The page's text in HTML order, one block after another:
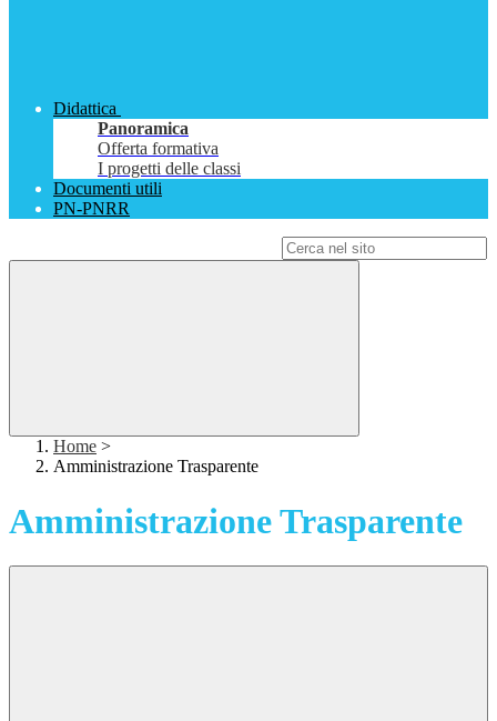
Didattica
Panoramica
Offerta formativa
I progetti delle classi
Documenti utili
PN-PNRR
Home >
Amministrazione Trasparente
Amministrazione Trasparente